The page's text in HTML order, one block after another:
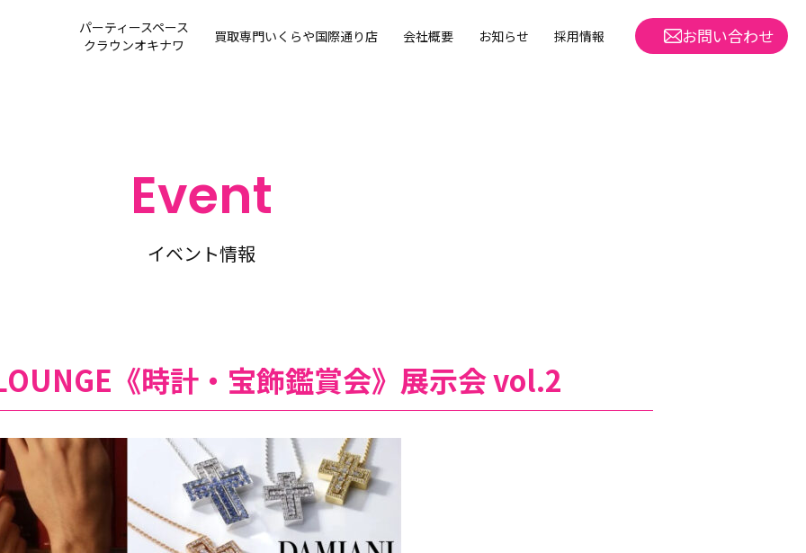
パーティースペース
クラウンオキナワ
買取専門いくらや国際通り店 会社概要 お知らせ 採用情報 お問い合わせ
Event
イベント情報
《時計・宝飾鑑賞会》展示会 vol.2